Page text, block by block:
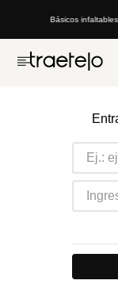
Básicos